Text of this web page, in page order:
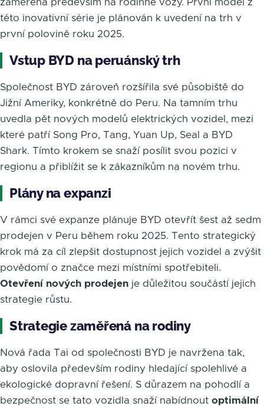
zaměřena především na rodinné vozy. První model z
této inovativní série je plánován k uvedení na trh v
první polovině roku 2025.
Vstup BYD na peruánský trh
Společnost BYD zároveň rozšířila své působiště do
Jižní Ameriky, konkrétně do Peru. Na tamním trhu
uvedla pět nových modelů elektrických vozidel, mezi
které patří Song Pro, Tang, Yuan Up, Seal a BYD
Shark. Tímto krokem se snaží posílit svou pozici v
regionu a přiblížit se k zákazníkům na novém trhu.
Plány na expanzi
V rámci své expanze plánuje BYD otevřít šest až sedm
prodejen v Peru během roku 2025. Tento strategický
krok má za cíl zlepšit dostupnost jejich vozidel a zvýšit
povědomí o značce mezi místními spotřebiteli.
Otevření nových prodejen je důležitou součástí jejich
strategie růstu.
Strategie zaměřená na rodiny
Nová řada Tai od společnosti BYD je navržena tak,
aby oslovila především rodiny hledající spolehlivé a
ekologické dopravní řešení. S důrazem na pohodlí a
bezpečnost se tato vozidla snaží nabídnout optimální